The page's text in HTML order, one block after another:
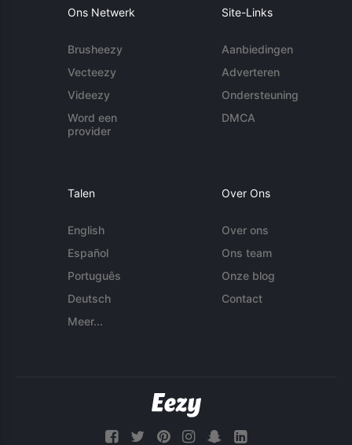
Ons Netwerk
Brusheezy
Vecteezy
Videezy
Word een
provider
Site-Links
Aanbiedingen
Adverteren
Ondersteuning
DMCA
Talen
English
Español
Português
Deutsch
Meer...
Over Ons
Over ons
Ons team
Onze blog
Contact